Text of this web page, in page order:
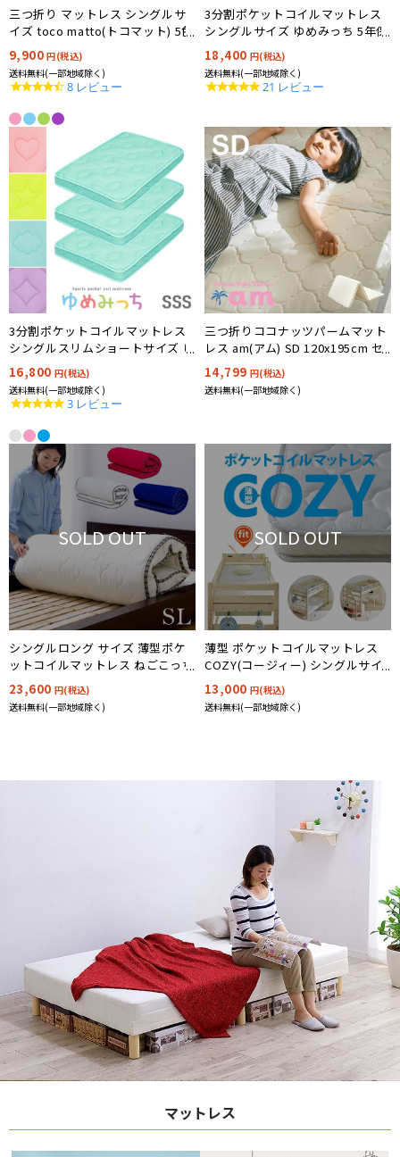
三つ折り マットレス シングルサ
イズ toco matto(トコマット) 5色
対応
9,900円(税込)
送料無料(一部地域除く)
4.6
rating
8 レビュー
3分割ポケットコイルマットレス
シングルサイズ ゆめみっち 5年保
証付 4色対応
18,400 円(税込)
送料無料(一部地域除く)
4.9
21 レビュー
3分割ポケットコイルマットレス
シングルスリムショートサイズ ゆ
めみっち 5年保証付 4色対応
16,800 円(税込)
送料無料(一部地域除く)
5.0
3 レビュー
三つ折りココナッツパームマット
レス am(アム) SD 120x195cm セ
ミダブル
14,799 円(税込)
送料無料(一部地域除く)
SOLD OUT
シングルロング サイズ 薄型ポケ
ットコイルマットレス ねごこっち
SL
23,600 円(税込)
送料無料(一部地域除く)
SOLD OUT
薄型 ポケットコイルマットレス
COZY(コージィー) シングルサイ
ズ 195x97cm
13,000 円(税込)
送料無料(一部地域除く)
マットレス